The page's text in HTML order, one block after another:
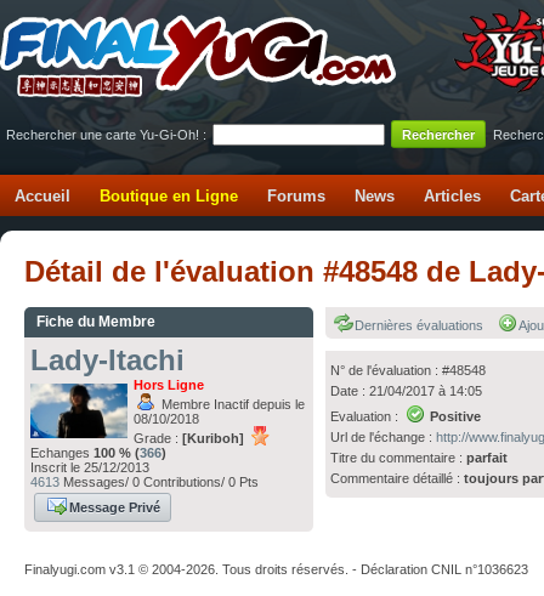
Rechercher une carte Yu-Gi-Oh! :
Accueil Boutique en Ligne Forums News Articles
Détail de l'évaluation #48548 de
Fiche du Membre
Lady-Itachi
Hors Ligne
Membre Inactif depuis le
08/10/2018
Grade : [Kuriboh]
Echanges 100 % (366)
Inscrit le 25/12/2013
4613 Messages/ 0 Contributions/ 0 Pts
Message Privé
Dernières évaluations
N° de l'évaluation : #48548
Date : 21/04/2017 à 14:05
Evaluation :
Positive
Url de l'échange :http://
Titre du commentaire :parfait
Commentaire détaillé :toujours
Finalyugi.com v3.1 © 2004-2026. Tous droits réservés. - Déclaration CNIL n°1036623